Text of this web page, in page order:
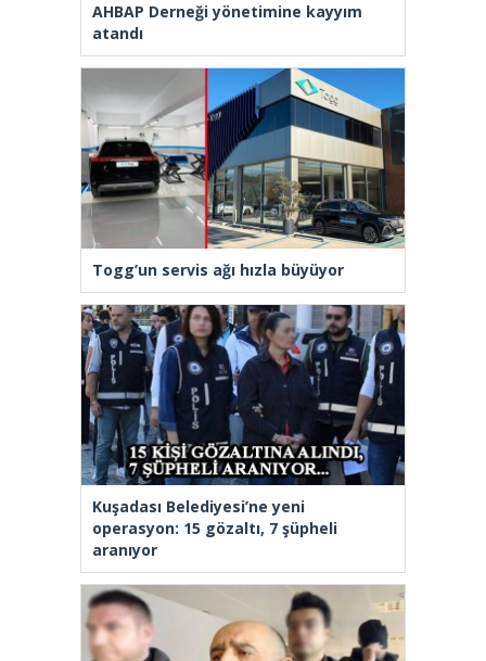
AHBAP Derneği yönetimine kayyım
atandı
Togg’un servis ağı hızla büyüyor
Kuşadası Belediyesi’ne yeni
operasyon: 15 gözaltı, 7 şüpheli
aranıyor